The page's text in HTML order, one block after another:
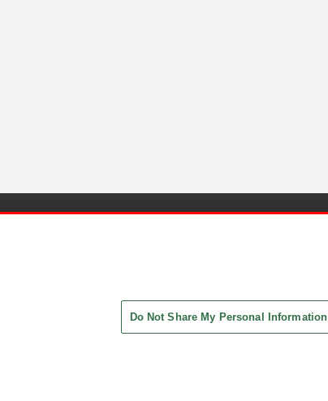
Do Not Share My Personal Information